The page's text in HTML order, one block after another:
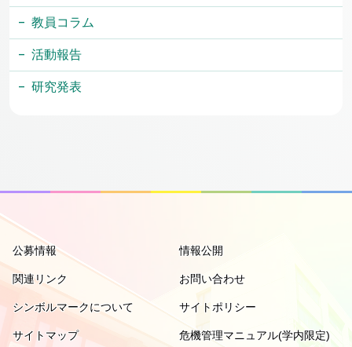
教員コラム
活動報告
研究発表
公募情報 情報公開
関連リンク お問い合わせ
シンボルマークについて サイトポリシー
サイトマップ 危機管理マニュアル(学内限定)